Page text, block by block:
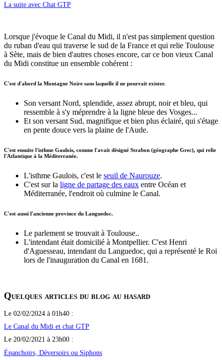
La suite avec Chat GTP
Lorsque j'évoque le Canal du Midi, il n'est pas simplement question
du ruban d'eau qui traverse le sud de la France et qui relie Toulouse
à Sète, mais de bien d'autres choses encore, car ce bon vieux Canal
du Midi constitue un ensemble cohérent :
C'est d'abord la Montagne Noire sans laquelle il ne pourrait exister.
Son versant Nord, splendide, assez abrupt, noir et bleu, qui
ressemble à s'y méprendre à la ligne bleue des Vosges...
Et son versant Sud, magnifique et bien plus éclairé, qui s'étage
en pente douce vers la plaine de l'Aude.
C'est ensuite l'isthme Gaulois, comme l'avait désigné Strabon (géographe Grec), qui relie
l'Atlantique à la Méditerranée.
L'isthme Gaulois, c'est le seuil de Naurouze.
C'est sur la ligne de partage des eaux entre Océan et
Méditerranée, l'endroit où culmine le Canal.
C'est aussi l'ancienne province du Languedoc.
Le parlement se trouvait à Toulouse..
L'intendant était domicilié à Montpellier. C'est Henri
d'Aguesseau, intendant du Languedoc, qui a représenté le Roi
lors de l'inauguration du Canal en 1681.
Quelques articles du blog au hasard
Le 02/02/2024 à 01h40 :
Le Canal du Midi et chat GTP
Le 20/02/2021 à 23h00 :
Épanchoirs, Déversoirs ou Siphons